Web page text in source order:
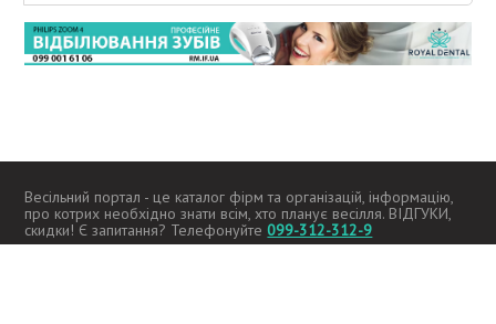
Весільний портал - це каталог фірм та організацій, інформацію,
про котрих необхідно знати всім, хто планує весілля. ВІДГУКИ,
скидки! Є запитання? Телефонуйте099-312-312-9